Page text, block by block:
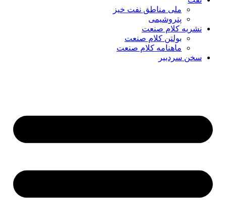
ملی مناطق نفت خیز
پتروشیمی
نشریه کلام صنعت
بولتن کلام صنعت
ماهنامه کلام صنعت
سخن سردبیر